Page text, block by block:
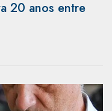
20 anos entre